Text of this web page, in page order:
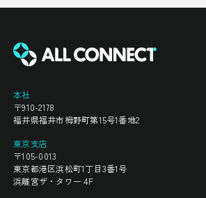
本社
〒910-2178
福井県福井市栂野町第15号1番地2
東京支店
〒105-0013
東京都港区浜松町1丁目3番1号
浜離宮ザ・タワー 4F